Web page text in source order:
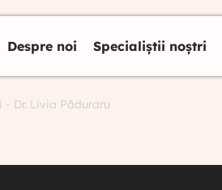
Despre noi Specialiștii noștri
Dr. Livia Păduraru